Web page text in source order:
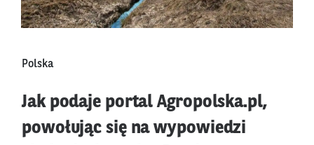
Polska
Jak podaje portal Agropolska.pl,
powołując się na wypowiedzi